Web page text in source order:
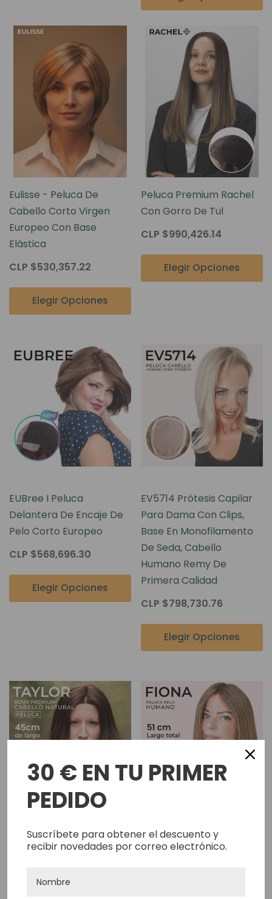
Eulisse - Peluca De
Cabello Corto Virgen
Europeo Con Base
Elástica
CLP $530,357.22
Elegir Opciones
Peluca Premium Rachel
Con Gorro De Tul
CLP $990,426.14
Elegir Opciones
EUBree I Peluca
Delantera De Encaje De
Pelo Corto Europeo
CLP $568,696.30
Elegir Opciones
EV5714 Prótesis Capilar
Para Dama Con Clips,
Base En Monofilamento
De Seda, Cabello
Humano Remy De
Primera Calidad
CLP $798,730.76
Elegir Opciones
Taylor Premium Cabello
Humano Mono Top 100%
Frontal Full Cap Mujer
Fiona - Peluca Médica En
Monofilamento De Seda
30 € EN TU PRIMER
PEDIDO
Suscríbete para obtener el descuento y
recibir novedades por correo electrónico.